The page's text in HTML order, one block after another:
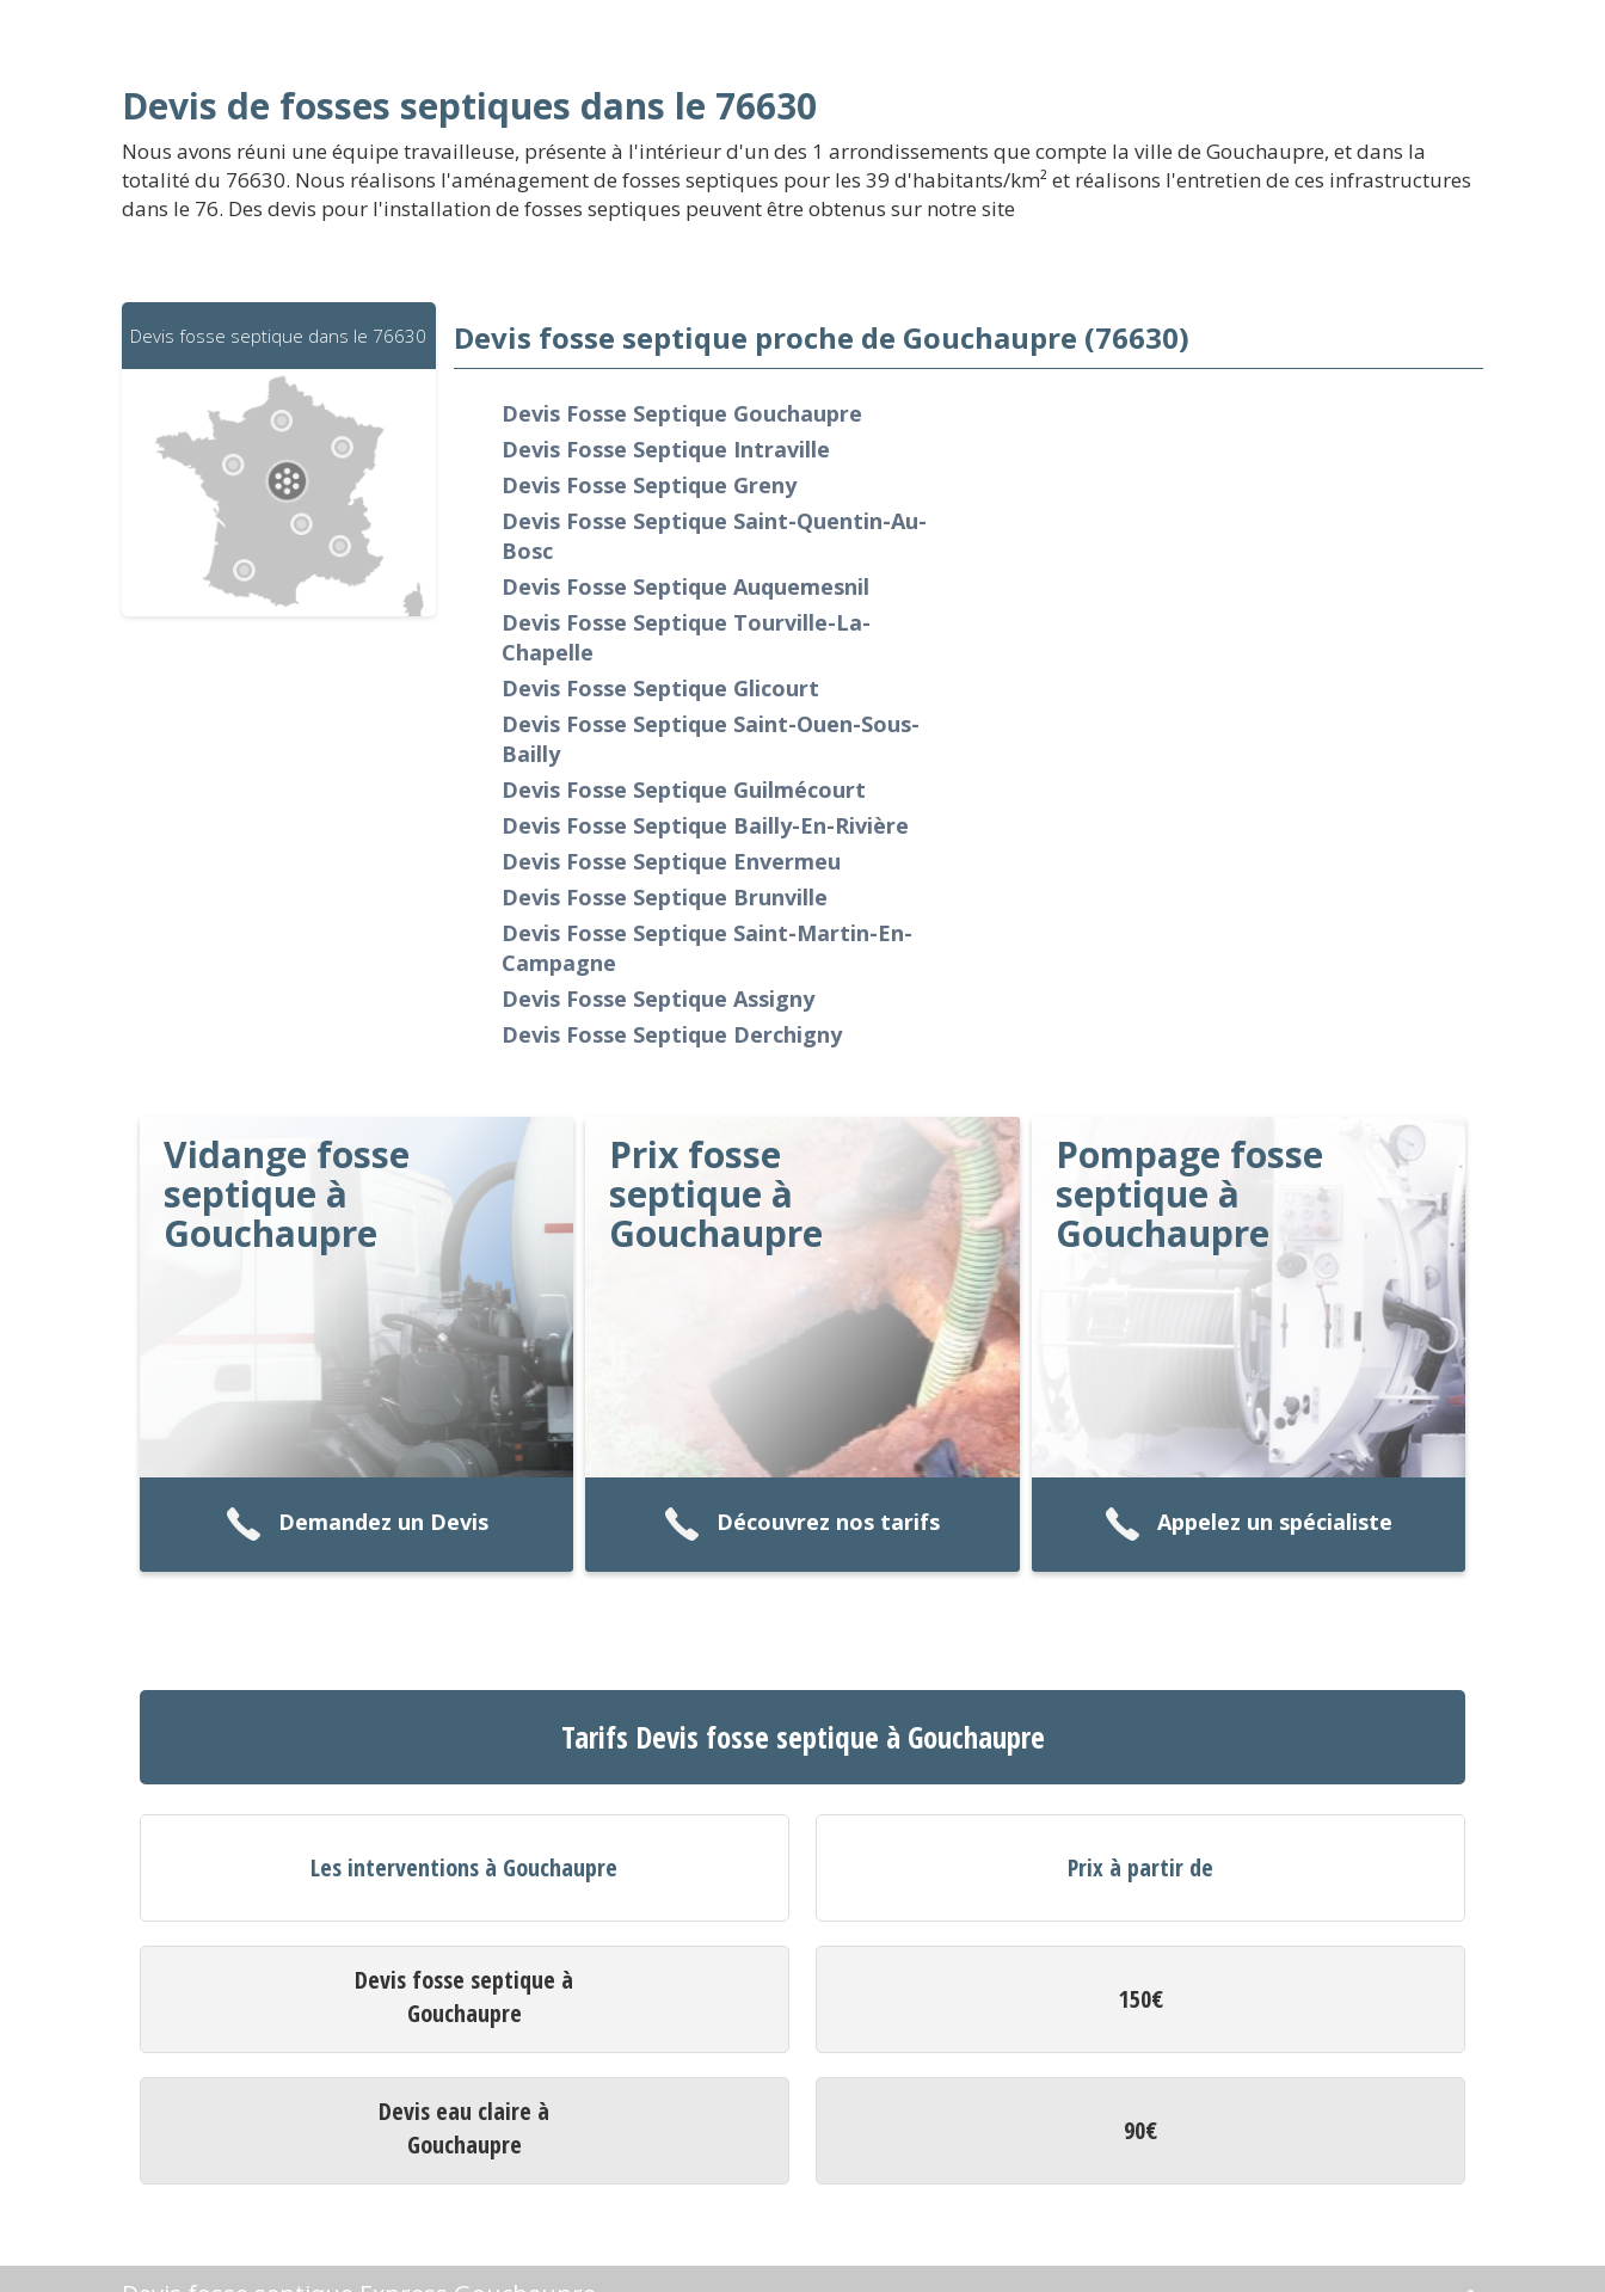
Devis de fosses septiques dans le 76630
Nous avons réuni une équipe travailleuse, présente à l'intérieur d'un des 1 arrondissements que compte la ville de Gouchaupre, et dans la
totalité du 76630. Nous réalisons l'aménagement de fosses septiques pour les 39 d'habitants/km² et réalisons l'entretien de ces infrastructures
dans le 76. Des devis pour l'installation de fosses septiques peuvent être obtenus sur notre site
Devis fosse septique dans le 76630 Devis fosse septique proche de Gouchaupre (76630)
Devis Fosse Septique Gouchaupre
Devis Fosse Septique Intraville
Devis Fosse Septique Greny
Devis Fosse Septique Saint-Quentin-Au-
Bosc
Devis Fosse Septique Auquemesnil
Devis Fosse Septique Tourville-La-
Chapelle
Devis Fosse Septique Glicourt
Devis Fosse Septique Saint-Ouen-Sous-
Bailly
Devis Fosse Septique Guilmécourt
Devis Fosse Septique Bailly-En-Rivière
Devis Fosse Septique Envermeu
Devis Fosse Septique Brunville
Devis Fosse Septique Saint-Martin-En-
Campagne
Devis Fosse Septique Assigny
Devis Fosse Septique Derchigny
Vidange fosse
septique à
Gouchaupre
Demandez un Devis
Prix fosse
septique à
Gouchaupre
Découvrez nos tarifs
Pompage fosse
septique à
Gouchaupre
Appelez un spécialiste
Tarifs Devis fosse septique à Gouchaupre
Les interventions à Gouchaupre Prix à partir de
Devis fosse septique à
Gouchaupre
150€
Devis eau claire à
Gouchaupre
90€